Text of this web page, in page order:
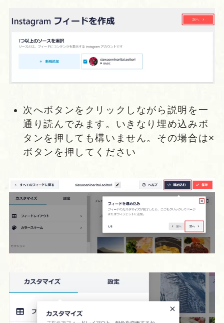
次へボタンをクリックしながら説明を一
通り読んでみます。いきなり埋め込みボ
タンを押しても構いません。その場合は×
ボタンを押してください